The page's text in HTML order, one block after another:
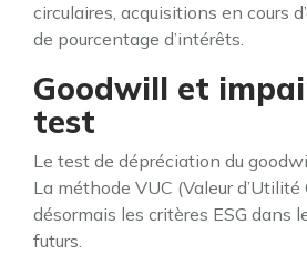
circulaires, acquisitions en cours
de pourcentage d’intérêts.
Goodwill et
test
Le test de dépréciation du
La méthode VUC (Valeur
désormais les critères ESG dans
futurs.